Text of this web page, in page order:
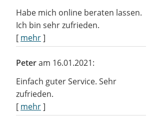
Habe mich online beraten lassen.
Ich bin sehr zufrieden.
[ mehr]
Peteram 16.01.2021:
Einfach guter Service. Sehr
zufrieden.
[ mehr]